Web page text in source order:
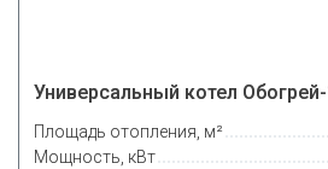
Универсальный котел
Площадь отопления, м²
Мощность, кВт